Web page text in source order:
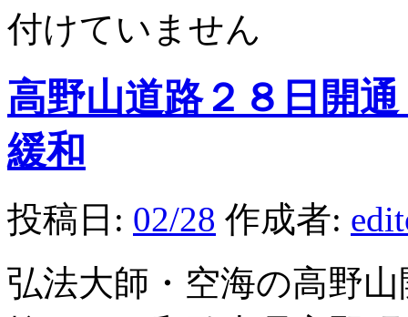
付けていません
高野山道路２８日開
緩和
投稿日: 02/28 作成者:
弘法大師・空海の高野